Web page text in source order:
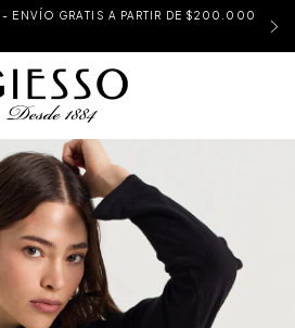
- ENVÍO GRATIS A PARTIR DE $200.000